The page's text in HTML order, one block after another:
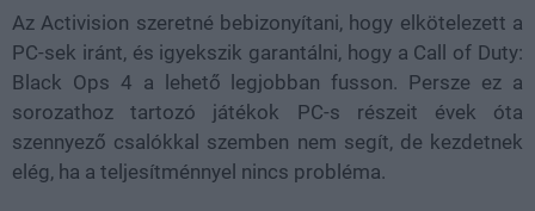
Az Activision szeretné bebizonyítani, hogy elkötelezett a
PC-sek iránt, és igyekszik garantálni, hogy a Call of Duty:
Black Ops 4 a lehető legjobban fusson. Persze ez a
sorozathoz tartozó játékok PC-s részeit évek óta
szennyező csalókkal szemben nem segít, de kezdetnek
elég, ha a teljesítménnyel nincs probléma.